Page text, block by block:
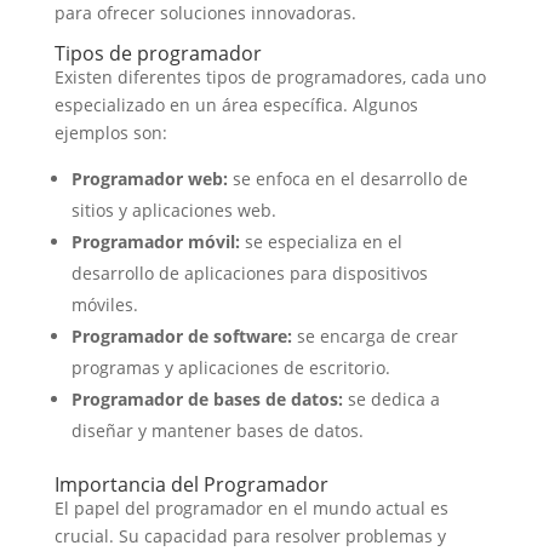
para ofrecer soluciones innovadoras.
Tipos de programador
Existen diferentes tipos de programadores, cada uno
especializado en un área específica. Algunos
ejemplos son:
Programador web: se enfoca en el desarrollo de
sitios y aplicaciones web.
Programador móvil: se especializa en el
desarrollo de aplicaciones para dispositivos
móviles.
Programador de software: se encarga de crear
programas y aplicaciones de escritorio.
Programador de bases de datos: se dedica a
diseñar y mantener bases de datos.
Importancia del Programador
El papel del programador en el mundo actual es
crucial. Su capacidad para resolver problemas y